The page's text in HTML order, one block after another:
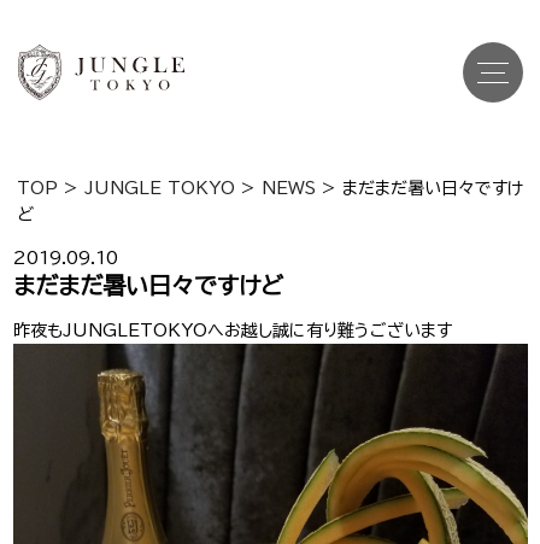
Cast
Gravure グラビア
Recruit Cast キャスト求人
Recruit Staff スタッフ求人
Shop Info 店舗一覧
TOP > JUNGLE TOKYO > NEWS > まだまだ暑い日々ですけ
ど
2019.09.10
まだまだ暑い日々ですけど
昨夜もJUNGLETOKYOへお越し誠に有り難うございます